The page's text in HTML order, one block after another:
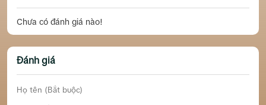
Chưa có đánh giá nào!
Đánh giá